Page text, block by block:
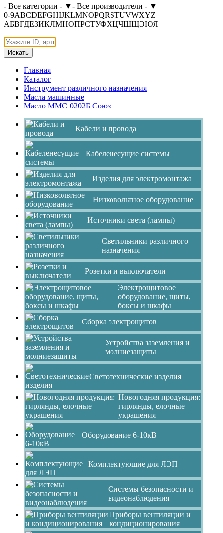
- Все категории - ▼- Все производители - ▼
0-9ABCDEFGHIJKLMNOPQRSTUVWXYZ
АБВГДЕЗИКЛМНОПРСТУФХЦЧШЩЭЮЯ
Искать
Главная
Каталог
Инструмент различного назначения
Масла машинные
Масло ММС-0202Б Союз
Кабели и провода
Кабеленесущие системы
Изделия для электромонтажа
Низковольтное оборудование
Источники света (лампы)
Светильники различного
назначения
Розетки и выключатели
Электрощитовое
оборудование, щиты,
боксы и шкафы
Сборка электрощитов
Устройства заземления и
молниезащиты
Светотехнические изделия
Новогодняя продукция:
гирлянды, елочные
украшения
Оборудование 6-10кВ
Комплектующие для ЛЭП
Системы безопасности и
видеонаблюдения
Приборы вентиляции и
кондиционирования